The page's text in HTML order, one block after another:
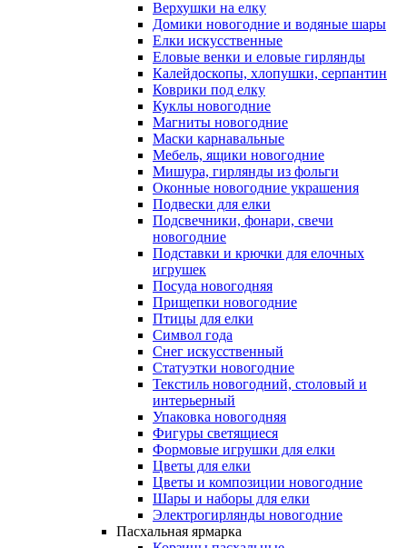
Верхушки на елку
Домики новогодние и водяные шары
Елки искусственные
Еловые венки и еловые гирлянды
Калейдоскопы, хлопушки, серпантин
Коврики под елку
Куклы новогодние
Магниты новогодние
Маски карнавальные
Мебель, ящики новогодние
Мишура, гирлянды из фольги
Оконные новогодние украшения
Подвески для елки
Подсвечники, фонари, свечи
новогодние
Подставки и крючки для елочных
игрушек
Посуда новогодняя
Прищепки новогодние
Птицы для елки
Символ года
Снег искусственный
Статуэтки новогодние
Текстиль новогодний, столовый и
интерьерный
Упаковка новогодняя
Фигуры светящиеся
Формовые игрушки для елки
Цветы для елки
Цветы и композиции новогодние
Шары и наборы для елки
Электрогирлянды новогодние
Пасхальная ярмарка